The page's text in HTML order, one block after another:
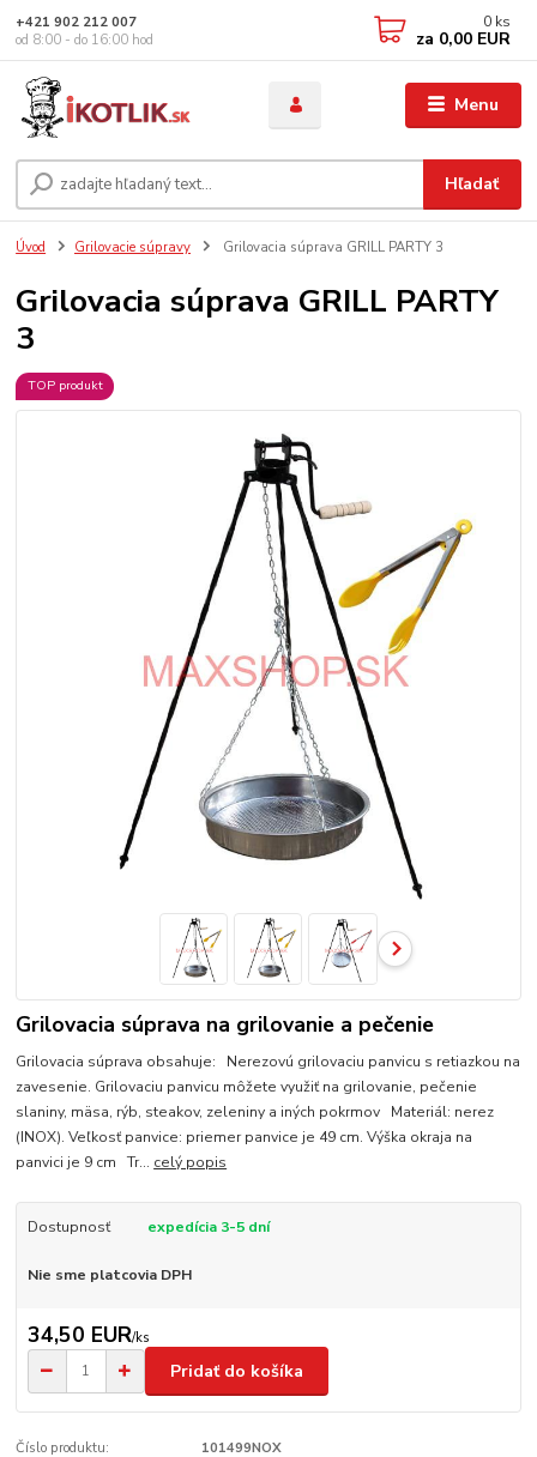
Menu
Hľadať
+421 902 212 007
od 8:00 - do 16:00 hod
0 ks
za 0,00 EUR
Úvod Grilovacie súpravy Grilovacia súprava GRILL PARTY 3
Grilovacia súprava GRILL PARTY
3
TOP produkt
Grilovacia súprava na grilovanie a pečenie
Grilovacia súprava obsahuje: Nerezovú grilovaciu panvicu s retiazkou na
zavesenie. Grilovaciu panvicu môžete využiť na grilovanie, pečenie
slaniny, mäsa, rýb, steakov, zeleniny a iných pokrmov Materiál: nerez
(INOX). Veľkosť panvice: priemer panvice je 49 cm. Výška okraja na
panvici je 9 cm Tr... celý popis
Dostupnosť expedícia 3-5 dní
Nie sme platcovia DPH
34,50 EUR/ks
Pridať do košíka
Číslo produktu:
101499NOX